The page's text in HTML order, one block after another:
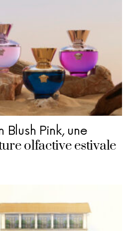
Blush Pink, une
olfactive estivale